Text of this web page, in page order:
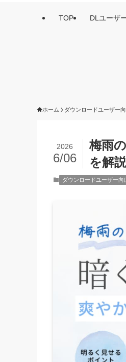
TOP DLユーザ
ホーム ダウンロードユーザー
梅雨
を解説
2026
6/06
ダウンロードユーザー向